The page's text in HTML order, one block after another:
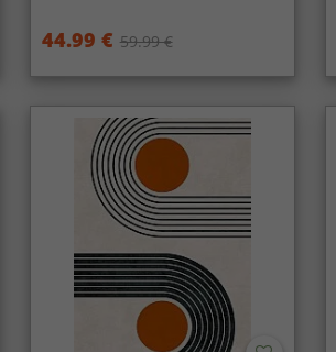
44.99 € 59.99 €